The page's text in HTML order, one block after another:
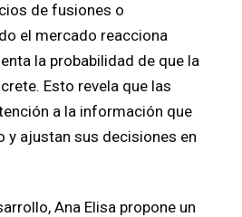
de fusiones o
el mercado reacciona
la probabilidad de que la
Esto revela que las
a la información que
y ajustan sus decisiones en
Ana Elisa propone un